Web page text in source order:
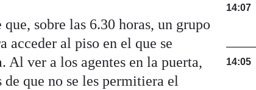
sobre las 6.30 horas, un grupo
acceder al piso en el que se
Al ver a los agentes en la puerta,
de que no se les permitiera el
14:07
14:05